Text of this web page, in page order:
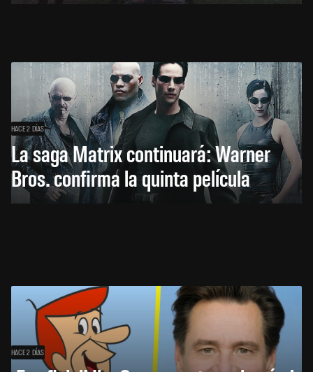
HACE 2 DÍAS
La saga Matrix continuará: Warner
Bros. confirma la quinta película
HACE 2 DÍAS